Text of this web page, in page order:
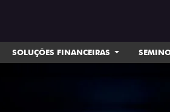
SOLUÇÕES FINANCEIRAS